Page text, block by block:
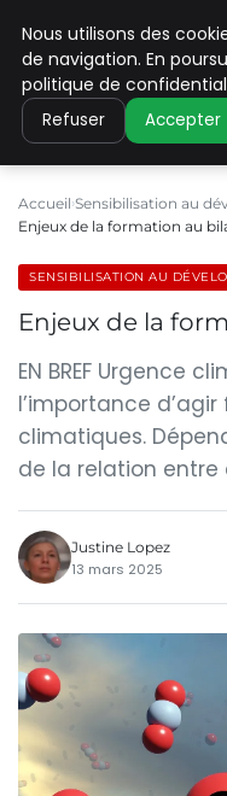
CLIMATE
Accueil Sensibilisation au
Enjeux de la formation au
SENSIBILISATION AU
Enjeux de la
EN BREF Urgence
l’importance
climatiques.
de la relation entre
Justine Lopez
13 mars 2025
Nous utilisons des
de navigation. En
politique de
Refuser Accepter